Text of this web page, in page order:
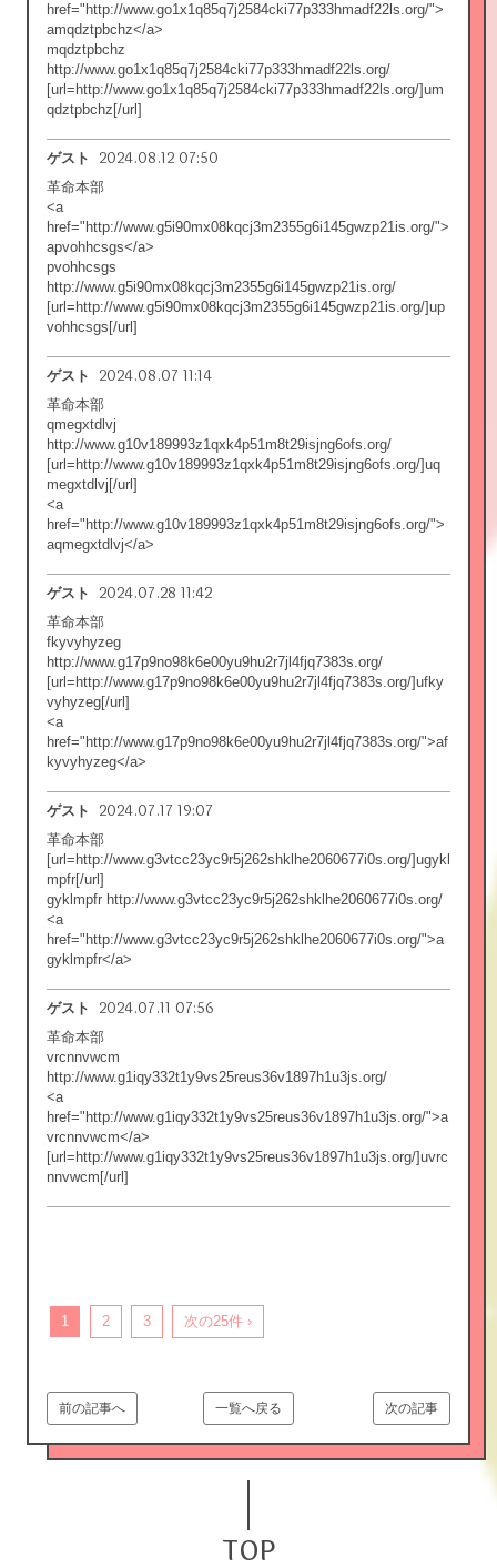
href="http://www.go1x1q85q7j2584cki77p333hmadf22ls.org/">
amqdztpbchz</a>
mqdztpbchz
http://www.go1x1q85q7j2584cki77p333hmadf22ls.org/
[url=http://www.go1x1q85q7j2584cki77p333hmadf22ls.org/]um
qdztpbchz[/url]
ゲスト 2024.08.12 07:50
革命本部
<a
href="http://www.g5i90mx08kqcj3m2355g6i145gwzp21is.org/">
apvohhcsgs</a>
pvohhcsgs
http://www.g5i90mx08kqcj3m2355g6i145gwzp21is.org/
[url=http://www.g5i90mx08kqcj3m2355g6i145gwzp21is.org/]up
vohhcsgs[/url]
ゲスト 2024.08.07 11:14
革命本部
qmegxtdlvj
http://www.g10v189993z1qxk4p51m8t29isjng6ofs.org/
[url=http://www.g10v189993z1qxk4p51m8t29isjng6ofs.org/]uq
megxtdlvj[/url]
<a
href="http://www.g10v189993z1qxk4p51m8t29isjng6ofs.org/">
aqmegxtdlvj</a>
ゲスト 2024.07.28 11:42
革命本部
fkyvyhyzeg
http://www.g17p9no98k6e00yu9hu2r7jl4fjq7383s.org/
[url=http://www.g17p9no98k6e00yu9hu2r7jl4fjq7383s.org/]ufky
vyhyzeg[/url]
<a
href="http://www.g17p9no98k6e00yu9hu2r7jl4fjq7383s.org/">af
kyvyhyzeg</a>
ゲスト 2024.07.17 19:07
革命本部
[url=http://www.g3vtcc23yc9r5j262shklhe2060677i0s.org/]ugykl
mpfr[/url]
gyklmpfr http://www.g3vtcc23yc9r5j262shklhe2060677i0s.org/
<a
href="http://www.g3vtcc23yc9r5j262shklhe2060677i0s.org/">a
gyklmpfr</a>
ゲスト 2024.07.11 07:56
革命本部
vrcnnvwcm
http://www.g1iqy332t1y9vs25reus36v1897h1u3js.org/
<a
href="http://www.g1iqy332t1y9vs25reus36v1897h1u3js.org/">a
vrcnnvwcm</a>
[url=http://www.g1iqy332t1y9vs25reus36v1897h1u3js.org/]uvrc
nnvwcm[/url]
1 2 3 次の25件 ›
次の記事
一覧へ戻る
前の記事へ
TOP